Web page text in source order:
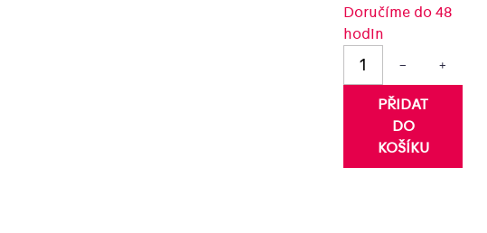
Doručíme do 48
hodin
+
−
PŘIDAT
DO
KOŠÍKU